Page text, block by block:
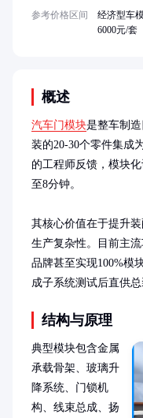
概述
汽车门模块是整车制
装的20-30个零件集成
的工程师反馈，模块
至8分钟。
其核心价值在于提升
生产复杂性。目前主
品牌甚至实现100%模
成子系统测试后直供总
结构与原理
典型模块包含金属
承载骨架、玻璃升
降系统、门锁机
构、线束总成、扬
参考价格区间
经济型车
6000元/套